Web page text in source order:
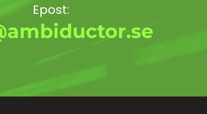
Epost: